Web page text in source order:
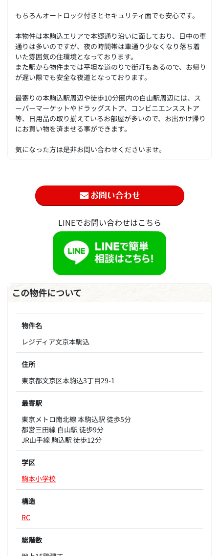
もちろんオートロック付きとセキュリティ面でも安心です。
本物件は本駒込エリアで本郷通り沿いに面しており、日中の車
通りは多いのですが、夜の時間帯は車通り少なくなり落ち着
いた雰囲気の住環境となっております。
また駅から物件までは平坦な道のりで街灯もあるので、お帰り
が遅い際でも安全な夜道となっております。
最寄りの本駒込駅周辺や徒歩10分圏内の白山駅周辺には、ス
ーパーマーケットやドラッグストア、コンビニエンスストア
等、日用品の取り揃えているお部屋が多いので、お出かけ帰り
にお買い物を済ませる事ができます。
気になった方は是非お問い合わせくださいませ。
LINEでお問い合わせはこちら
この物件について
物件名
レジディア文京本駒込
住所
東京都文京区本駒込3丁目29-1
最寄駅
東京メトロ南北線 本駒込駅 徒歩5分
都営三田線 白山駅 徒歩9分
JR山手線 駒込駅 徒歩12分
学区
駒本小学校
構造
RC
総階数